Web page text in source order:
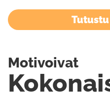
Motivoivat